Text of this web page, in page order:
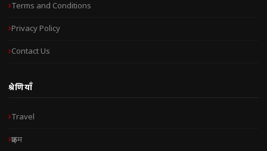
Terms and Conditions
Privacy Policy
Contact Us
श्रेणियाँ
Travel
क्राइम